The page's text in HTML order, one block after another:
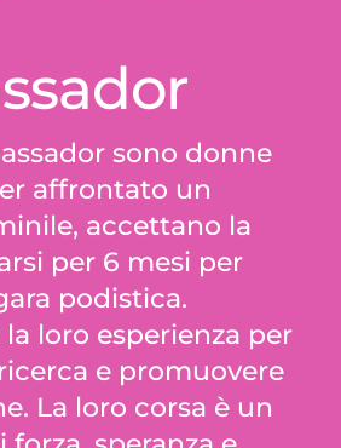
sono donne
affrontato un
accettano la
per 6 mesi per
podistica.
loro esperienza per
e promuovere
La loro corsa è un